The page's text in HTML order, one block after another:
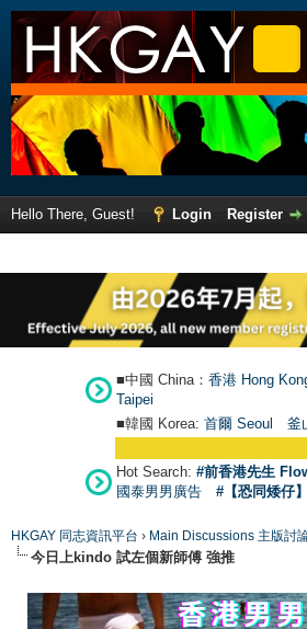
Hello There, Guest! Login
Register
■中國 China： 香港 Hong
Taipei
■韓國 Korea: 首爾 Seoul 釜
Hot Search: #前香港先生
國泰男男廣告
#【恐同矮仔
HKGAY 同志資訊平台 › Main Discussions 主版討
今日上kindo 試左個新師傅 強推